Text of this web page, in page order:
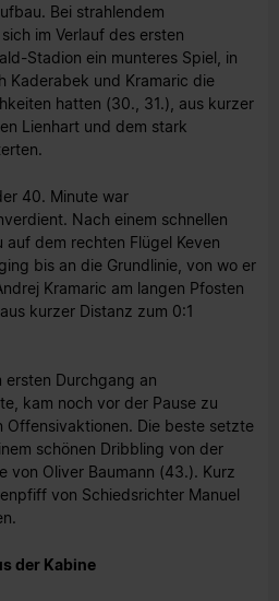
Bei strahlendem
im Verlauf des ersten
Stadion ein munteres Spiel, in
Kaderabek und Kramaric die
hatten (30., 31.), aus kurzer
Lienhart und dem stark
40. Minute war
Nach einem schnellen
auf dem rechten Flügel Keven
bis an die Grundlinie, von wo er
Kramaric am langen Pfosten
kurzer Distanz zum 0:1
ersten Durchgang an
kam noch vor der Pause zu
Offensivaktionen. Die beste setzte
schönen Dribbling von der
von Oliver Baumann (43.). Kurz
von Schiedsrichter Manuel
der Kabine